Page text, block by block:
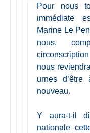
Pour nous
immédiate
Marine Le
nous,
nous
urnes
nouveau.
Y aura-t-il
nationale